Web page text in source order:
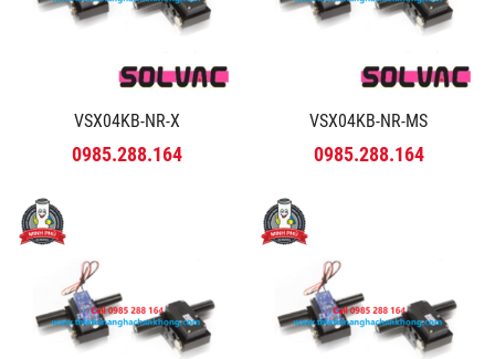
VSX04KB-NR-X
0985.288.164
VSX04KB-NR-MS
0985.288.164